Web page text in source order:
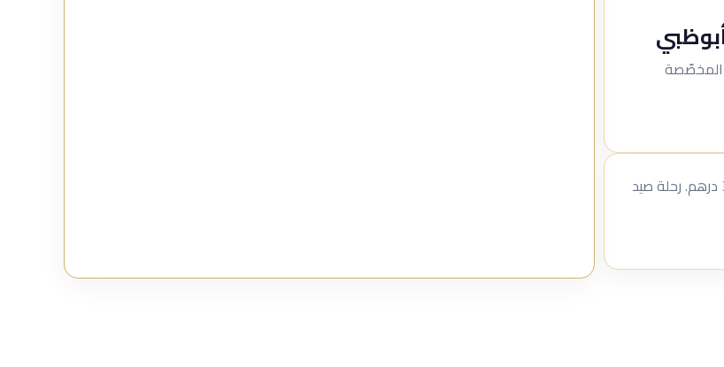
المخصّصة
احجز قارب جولف 34 ق لرحلات الصيد في أبوظبي ابتداءً من 399.75 درهم. رحلة صيد